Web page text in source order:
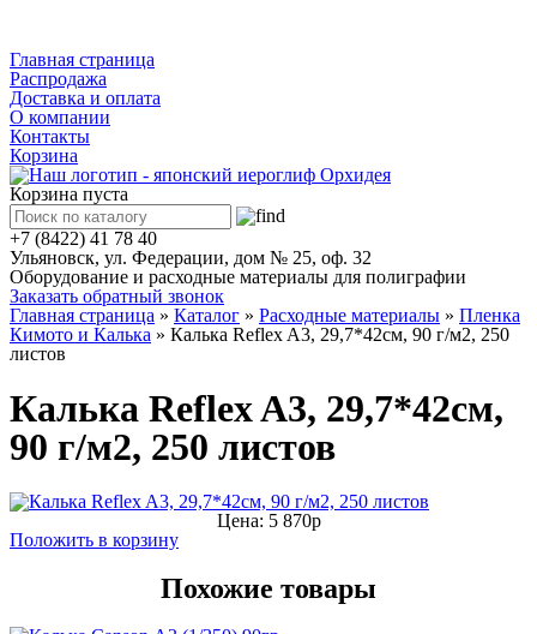
Главная страница
Распродажа
Доставка и оплата
О компании
Контакты
Корзина
Корзина пуста
+7 (8422) 41 78 40
Ульяновск, ул. Федерации, дом № 25, оф. 32
Оборудование и расходные материалы для полиграфии
Заказать обратный звонок
Главная страница » Каталог » Расходные материалы » Пленка
Кимото и Калька » Калька Reflex A3, 29,7*42см, 90 г/м2, 250
листов
Калька Reflex A3, 29,7*42см,
90 г/м2, 250 листов
Цена: 5 870р
Положить в корзину
Похожие товары